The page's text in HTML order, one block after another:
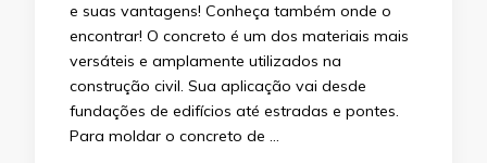
e suas vantagens! Conheça também onde o
encontrar! O concreto é um dos materiais mais
versáteis e amplamente utilizados na
construção civil. Sua aplicação vai desde
fundações de edifícios até estradas e pontes.
Para moldar o concreto de …